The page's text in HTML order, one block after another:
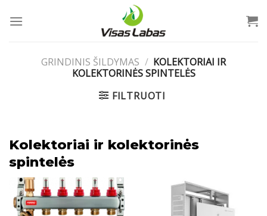
GRINDINIS ŠILDYMAS / KOLEKTORIAI IR
KOLEKTORINĖS SPINTELĖS
FILTRUOTI
Kolektoriai ir kolektorinės
spintelės